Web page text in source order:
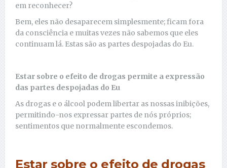
em reconhecer?
Bem, eles não desaparecem simplesmente; ficam fora
da consciência e muitas vezes não sabemos que eles
continuam lá. Estas são as partes despojadas do Eu.
Estar sobre o efeito de drogas permite a expressão
das partes despojadas do Eu
As drogas e o álcool podem libertar as nossas inibições,
permitindo-nos expressar partes de nós próprios;
sentimentos que normalmente escondemos.
Estar sobre o efeito de drogas